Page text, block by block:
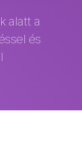
alatt a
és